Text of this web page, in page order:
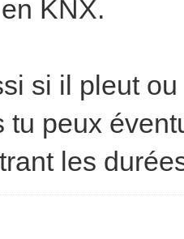
KNX.
si il pleut
tu peux
les